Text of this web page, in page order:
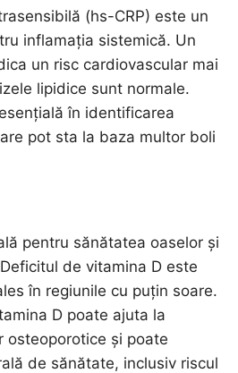
(hs-CRP) este un
inflamația sistemică. Un
un risc cardiovascular mai
lipidice sunt normale.
în identificarea
pot sta la baza multor boli
pentru sănătatea oaselor și
de vitamina D este
în regiunile cu puțin soare.
D poate ajuta la
osteoporotice și poate
de sănătate, inclusiv riscul